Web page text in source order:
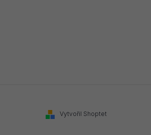
Vytvořil Shoptet